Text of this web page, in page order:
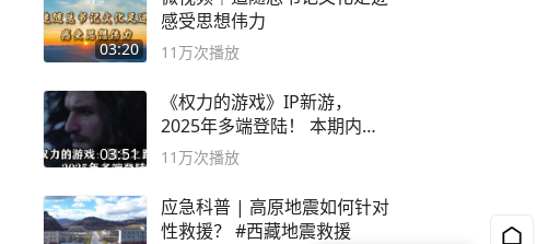
03:20
感受思想伟力
11万次播放
03:51
《权力的游戏》IP新游，
2025年多端登陆！ 本期内容
概要
11万次播放
应急科普 | 高原地震如何针对
性救援？ #西藏地震救援